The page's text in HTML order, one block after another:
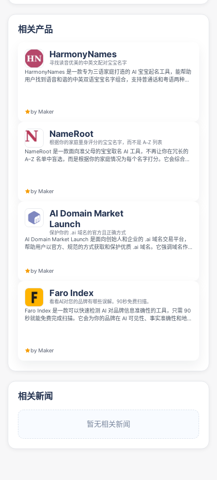
相关产品
HarmonyNames
寻找读音优美的中英文配对宝宝名字
HarmonyNames 是一款专为三语家庭打造的 AI 宝宝起名工具，能帮助
用户找到语音和谐的中英双语宝宝名字组合，支持普通话和粤语两种发
by Maker
NameRoot
根据你的家庭量身评分的宝宝名字，而不是 A–Z 列表
NameRoot 是一款面向准父母的宝宝取名 AI 工具，不再让你在冗长的
A–Z 名单中盲选，而是根据你的家庭情况为每个名字打分。它会综合名
by Maker
AI Domain Market
Launch
保护你的 .ai 域名的官方且正确方式
AI Domain Market Launch 是面向创始人和企业的 .ai 域名交易平台，
帮助用户以官方、规范的方式获取和保护优质 .ai 域名。它强调域名作
by Maker
Faro Index
看看AI对您的品牌有哪些误解。90秒免费扫描。
Faro Index 是一款可以快速检测 AI 对品牌信息准确性的工具，只需 90
秒就能免费完成扫描。它会为你的品牌在 AI 可见性、事实准确性和地域
by Maker
相关新闻
暂无相关新闻